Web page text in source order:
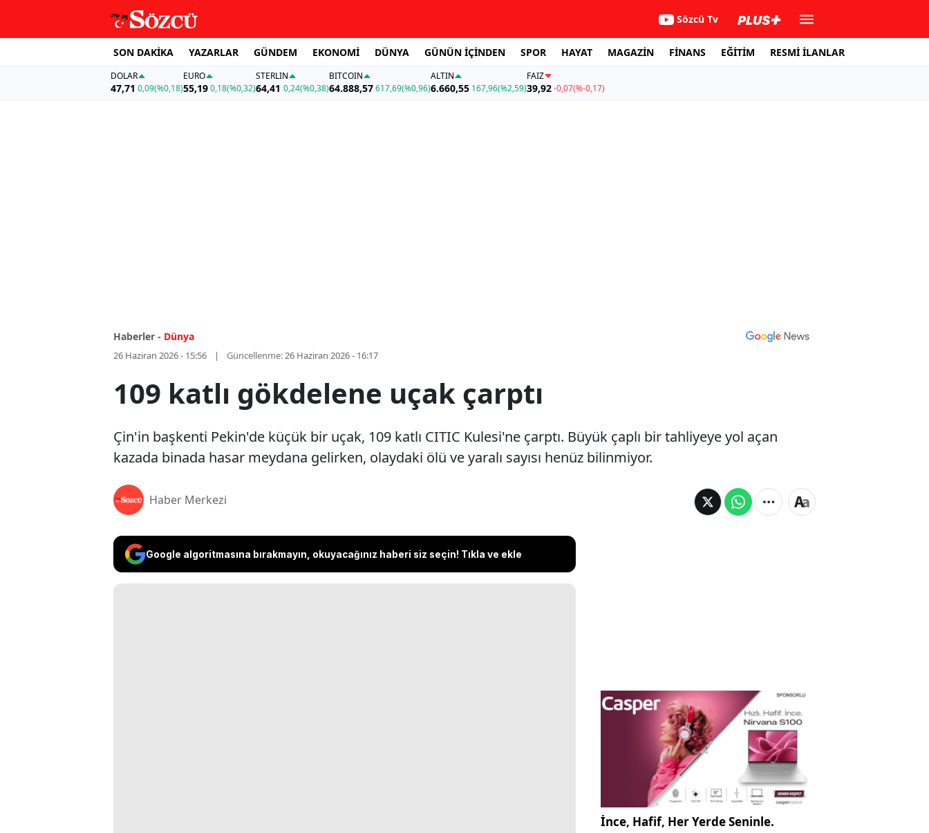
Sözcü Tv
SON DAKİKA YAZARLAR GÜNDEM EKONOMİ DÜNYA GÜNÜN İÇİNDEN SPOR HAYAT MAGAZİN FİNANS EĞİTİM RESMİ İLANLAR
DOLAR
47,71 0,09(%0,18)
EURO
55,19 0,18(%0,32)
STERLIN
64,41 0,24(%0,38)
BITCOIN
64.888,57617,69(%0,96)
ALTIN
6.660,55 167,96(%2,59)
FAİZ
39,92-0,07(%-0,17)
Haberler - Dünya
26 Haziran 2026 - 15:56 Güncellenme:26 Haziran 2026 - 16:17
109 katlı gökdelene uçak çarptı
Çin'in başkenti Pekin'de küçük bir uçak, 109 katlı CITIC Kulesi'ne çarptı. Büyük çaplı bir tahliyeye yol açan
kazada binada hasar meydana gelirken, olaydaki ölü ve yaralı sayısı henüz bilinmiyor.
Haber Merkezi
Google algoritmasına bırakmayın, okuyacağınız haberi siz seçin! Tıkla ve ekle
İnce, Hafif, Her Yerde Seninle.